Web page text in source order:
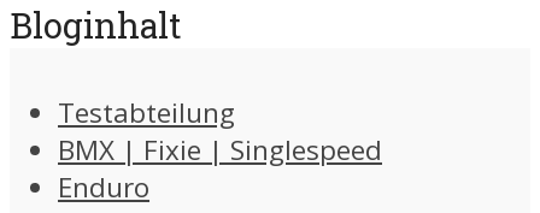
Bloginhalt
Testabteilung
BMX | Fixie | Singlespeed
Enduro